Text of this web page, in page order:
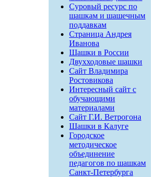
Суровый ресурс по
шашкам и шашечным
поддавкам
Страница Андрея
Иванова
Шашки в России
Двухходовые шашки
Сайт Владимира
Ростовикова
Интересный сайт с
обучающими
материалами
Сайт Г.И. Ветрогона
Шашки в Калуге
Городское
методическое
объединение
педагогов по шашкам
Санкт-Петербурга